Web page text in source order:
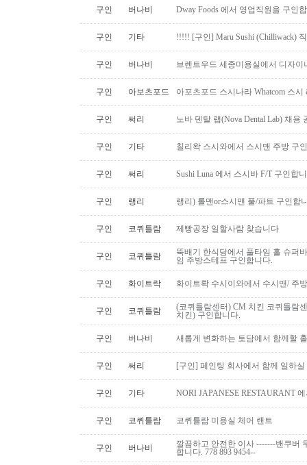
구인 버나비 Dway Foods 에서 영업직원을 구인
구인 기타 !!!!! [구인] Maru Sushi (Chilliwack)
구인 버나비 브렌트우드 세종미용실에서 디자이
구인 아보츠포드 아포츠포드 스시나라 Whatcom 스
구인 써리 노바 덴탈 랩(Nova Dental Lab) 채용
구인 기타 칠리왁 스시와에서 스시맨 주방 구
구인 써리 Sushi Luna 에서 스시바 F/T 구인합
구인 랭리 랭리) 롤맨or스시맨 풀/파트 구인합
구인 코퀴틀람 제빵공장 일할사람 찾습니다
구인 코퀴틀람
뚝배기 한식당에서 풀타임 홀 슈퍼
임 주방스테프 구인합니다.
구인 화이트락 화이트롹 수시이와에서 수시맨/ 주
구인 코퀴틀람
(코퀴틀람센터) CM 치킨 코퀴틀람
치킨) 구인합니다.
구인 버나비 새롭게 변화하는 토담에서 함께할
구인 써리 [구인] 페인팅 회사에서 함께 일하
구인 기타 NORI JAPANESE RESTAURANT
구인 코퀴틀람 코퀴틀람 미용실 체어 랜트
구인 버나비
깔끔하고 안전한 이사 -------밴쿠버
합니다. 778 893 9454--